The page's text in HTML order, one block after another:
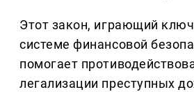
Этот закон, играющий
системе финансовой
помогает
легализации преступных